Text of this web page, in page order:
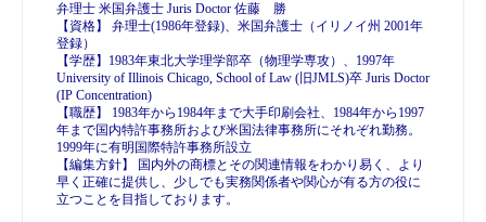
弁理士 米国弁護士 Juris Doctor 佐藤 勝
【資格】 弁理士(1986年登録)、米国弁護士（イリノイ州 2001年
登録）
【学歴】1983年東北大学理学部卒（物理学専攻）、1997年
University of Illinois Chicago, School of Law (旧JMLS)卒 Juris Doctor
(IP Concentration)
【職歴】 1983年から1984年まで大手印刷会社、1984年から1997
年まで国内特許事務所および米国法律事務所にそれぞれ勤務。
1999年に有明国際特許事務所設立
【編集方針】 国内外の商標とその関連情報をわかり易く、より
早く正確に提供し、少しでも実務関係者や関心が有る方の役に
立つことを目指しております。